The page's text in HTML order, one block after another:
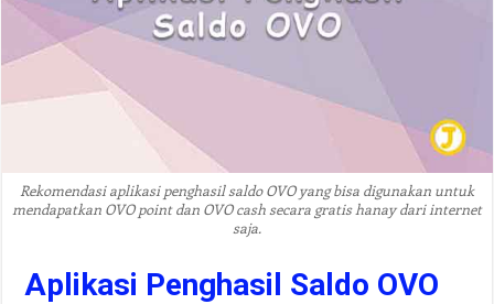
Rekomendasi aplikasi penghasil saldo OVO yang bisa digunakan untuk
mendapatkan OVO point dan OVO cash secara gratis hanay dari internet
saja.
Aplikasi Penghasil Saldo OVO